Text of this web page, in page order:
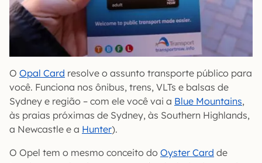
O Opal Card resolve o assunto transporte público para
você. Funciona nos ônibus, trens, VLTs e balsas de
Sydney e região – com ele você vai a Blue Mountains,
às praias próximas de Sydney, às Southern Highlands,
a Newcastle e a Hunter).
O Opel tem o mesmo conceito do Oyster Card de